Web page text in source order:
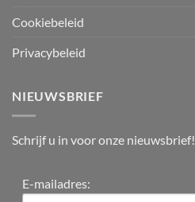
Cookiebeleid
Privacybeleid
NIEUWSBRIEF
Schrijf u in voor onze nieuwsbrief!
E-mailadres: